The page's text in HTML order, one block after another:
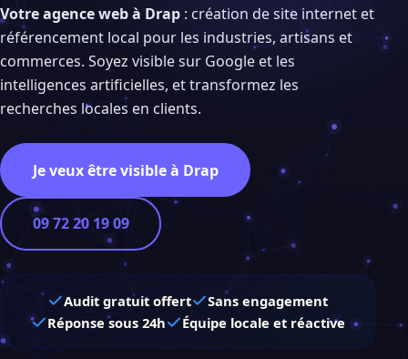
Votre agence web à Drap : création de site internet et
référencement local pour les industries, artisans et
commerces. Soyez visible sur Google et les
intelligences artificielles, et transformez les
recherches locales en clients.
Je veux être visible à Drap
09 72 20 19 09
Audit gratuit offert
Sans engagement
Réponse sous 24h
Équipe locale et réactive